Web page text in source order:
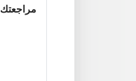
مراجعتك